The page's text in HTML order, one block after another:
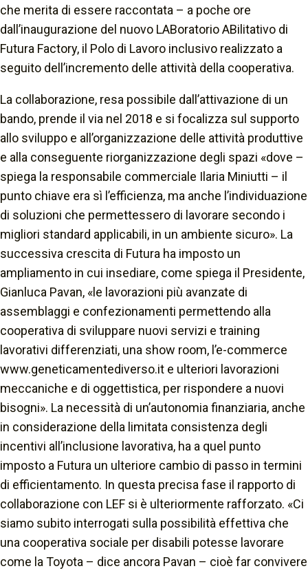
che merita di essere raccontata – a poche ore
dall’inaugurazione del nuovo LABoratorio ABilitativo di
Futura Factory, il Polo di Lavoro inclusivo realizzato a
seguito dell’incremento delle attività della cooperativa.
La collaborazione, resa possibile dall’attivazione di un
bando, prende il via nel 2018 e si focalizza sul supporto
allo sviluppo e all’organizzazione delle attività produttive
e alla conseguente riorganizzazione degli spazi «dove –
spiega la responsabile commerciale Ilaria Miniutti – il
punto chiave era sì l’efficienza, ma anche l’individuazione
di soluzioni che permettessero di lavorare secondo i
migliori standard applicabili, in un ambiente sicuro». La
successiva crescita di Futura ha imposto un
ampliamento in cui insediare, come spiega il Presidente,
Gianluca Pavan, «le lavorazioni più avanzate di
assemblaggi e confezionamenti permettendo alla
cooperativa di sviluppare nuovi servizi e training
lavorativi differenziati, una show room, l’e-commerce
www.geneticamentediverso.it e ulteriori lavorazioni
meccaniche e di oggettistica, per rispondere a nuovi
bisogni». La necessità di un’autonomia finanziaria, anche
in considerazione della limitata consistenza degli
incentivi all’inclusione lavorativa, ha a quel punto
imposto a Futura un ulteriore cambio di passo in termini
di efficientamento. In questa precisa fase il rapporto di
collaborazione con LEF si è ulteriormente rafforzato. «Ci
siamo subito interrogati sulla possibilità effettiva che
una cooperativa sociale per disabili potesse lavorare
come la Toyota – dice ancora Pavan – cioè far convivere